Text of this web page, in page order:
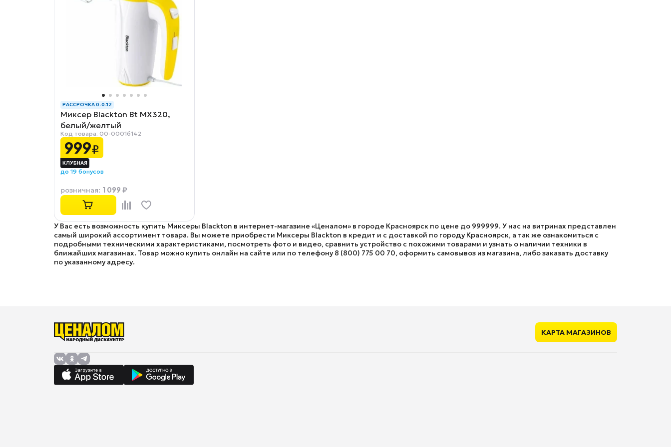
РАССРОЧКА 0-0-12
Миксер Blackton Bt MX320,
белый/желтый
Код товара: 00-00016142
999₽
до 19 бонусов
розничная: 1 099 ₽
У Вас есть возможность купить Миксеры Blackton в интернет-магазине «Ценалом» в городе Красноярск по цене до 999999. У нас на витринах представлен
самый широкий ассортимент товара. Вы можете приобрести Миксеры Blackton в кредит и с доставкой по городу Красноярск, а так же ознакомиться с
подробными техническими характеристиками, посмотреть фото и видео, сравнить устройство с похожими товарами и узнать о наличии техники в
ближайших магазинах. Товар можно купить онлайн на сайте или по телефону 8 (800) 775 00 70, оформить самовывоз из магазина, либо заказать доставку
по указанному адресу.
КАРТА МАГАЗИНОВ